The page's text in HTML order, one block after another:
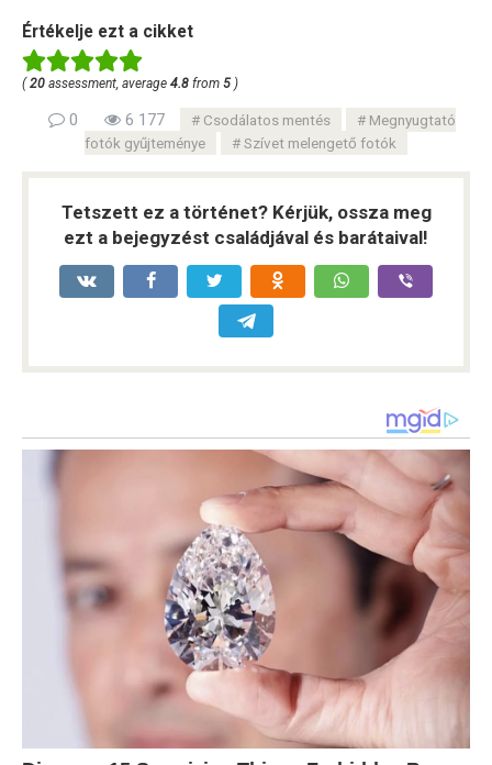
Értékelje ezt a cikket
( 20 assessment, average 4.8 from 5 )
0 6 177 Csodálatos mentés
Megnyugtató
fotók gyűjteménye
Szívet melengető fotók
Tetszett ez a történet? Kérjük, ossza meg
ezt a bejegyzést családjával és barátaival!